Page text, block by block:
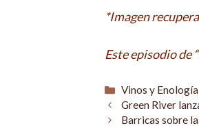
*Imagen
Este episodio de
Categorías
Vinos y Enología
Green River
Barricas sobre